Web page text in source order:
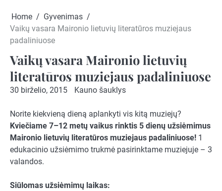
Home
Gyvenimas
Vaikų vasara Maironio lietuvių literatūros muziejaus
padaliniuose
Vaikų vasara Maironio lietuvių
literatūros muziejaus padaliniuose
30 birželio, 2015 Kauno šauklys
Norite kiekvieną dieną aplankyti vis kitą muziejų?
Kviečiame 7–12 metų vaikus rinktis 5 dienų užsiėmimus
Maironio lietuvių literatūros muziejaus padaliniuose! 1
edukacinio užsiėmimo trukmė pasirinktame muziejuje – 3
valandos.
Siūlomas užsiėmimų laikas: